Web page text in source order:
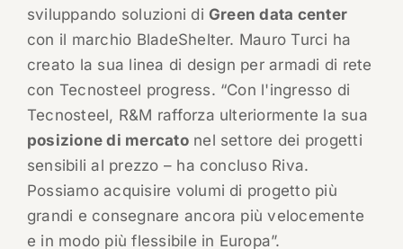
sviluppando soluzioni di Green data center
con il marchio BladeShelter. Mauro Turci ha
creato la sua linea di design per armadi di rete
con Tecnosteel progress. “Con l'ingresso di
Tecnosteel, R&M rafforza ulteriormente la sua
posizione di mercatonel settore dei progetti
sensibili al prezzo – ha concluso Riva.
Possiamo acquisire volumi di progetto più
grandi e consegnare ancora più velocemente
e in modo più flessibile in Europa”.